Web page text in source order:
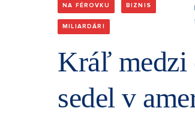
NA FÉROVKU BIZNIS
MILIARDÁRI
Kráľ medzi
sedel v